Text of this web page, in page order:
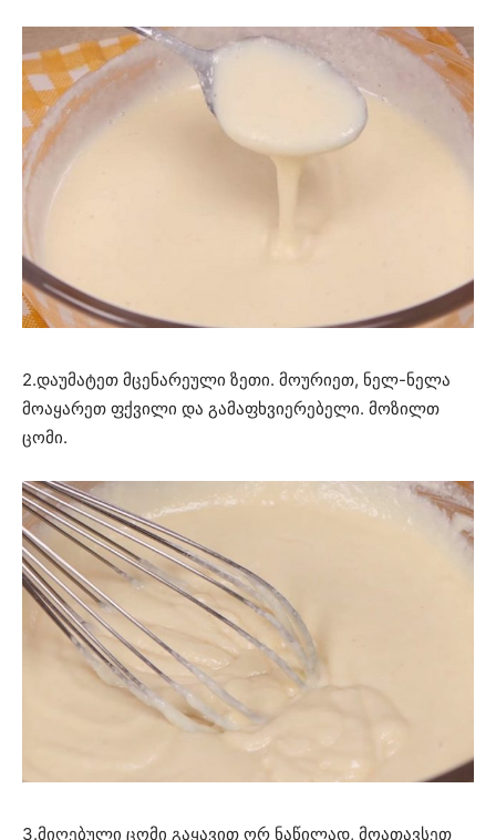
2.დაუმატეთ მცენარეული ზეთი. მოურიეთ, ნელ-ნელა
მოაყარეთ ფქვილი და გამაფხვიერებელი. მოზილთ
ცომი.
3.მიღებული ცომი გაყავით ორ ნაწილად, მოათავსეთ